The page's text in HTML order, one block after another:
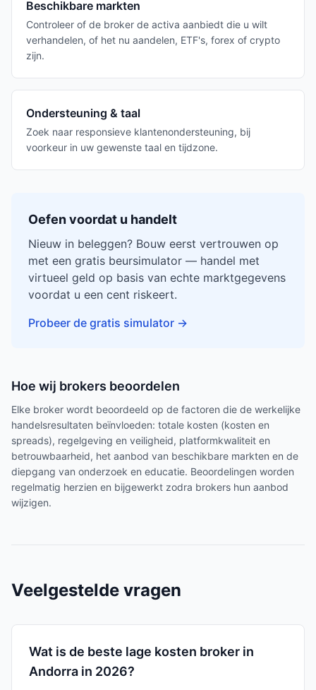
Beschikbare markten
Controleer of de broker de activa aanbiedt die u wilt
verhandelen, of het nu aandelen, ETF's, forex of crypto
zijn.
Ondersteuning & taal
Zoek naar responsieve klantenondersteuning, bij
voorkeur in uw gewenste taal en tijdzone.
Oefen voordat u handelt
Nieuw in beleggen? Bouw eerst vertrouwen op
met een gratis beursimulator — handel met
virtueel geld op basis van echte marktgegevens
voordat u een cent riskeert.
Probeer de gratis simulator →
Hoe wij brokers beoordelen
Elke broker wordt beoordeeld op de factoren die de werkelijke
handelsresultaten beïnvloeden: totale kosten (kosten en
spreads), regelgeving en veiligheid, platformkwaliteit en
betrouwbaarheid, het aanbod van beschikbare markten en de
diepgang van onderzoek en educatie. Beoordelingen worden
regelmatig herzien en bijgewerkt zodra brokers hun aanbod
wijzigen.
Veelgestelde vragen
Wat is de beste lage kosten broker in
Andorra in 2026?